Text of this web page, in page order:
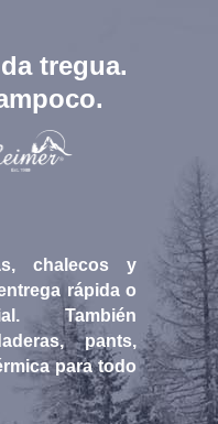
tregua.
chalecos y
rápida o
También
pants,
para todo